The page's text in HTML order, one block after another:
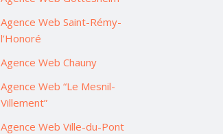
Agence Web Saint-Rémy-
l’Honoré
Agence Web Chauny
Agence Web “Le Mesnil-
Villement”
Agence Web Ville-du-Pont